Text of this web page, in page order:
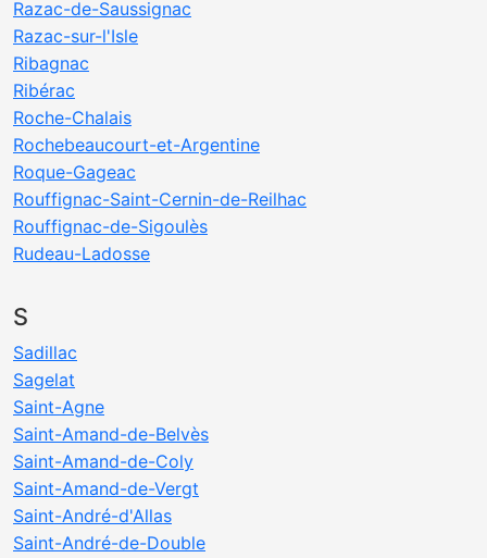
Razac-de-Saussignac
Razac-sur-l'Isle
Ribagnac
Ribérac
Roche-Chalais
Rochebeaucourt-et-Argentine
Roque-Gageac
Rouffignac-Saint-Cernin-de-Reilhac
Rouffignac-de-Sigoulès
Rudeau-Ladosse
S
Sadillac
Sagelat
Saint-Agne
Saint-Amand-de-Belvès
Saint-Amand-de-Coly
Saint-Amand-de-Vergt
Saint-André-d'Allas
Saint-André-de-Double